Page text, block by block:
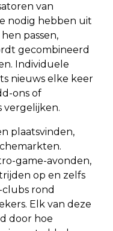
van
nodig hebben uit
passen,
gecombineerd
Individuele
nieuws elke keer
ons of
vergelijken.
plaatsvinden,
game-avonden,
op en zelfs
rond
Elk van deze
door hoe